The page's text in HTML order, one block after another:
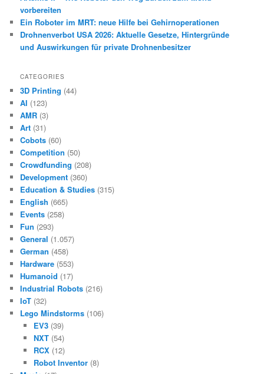
vorbereiten
Ein Roboter im MRT: neue Hilfe bei Gehirnoperationen
Drohnenverbot USA 2026: Aktuelle Gesetze, Hintergründe
und Auswirkungen für private Drohnenbesitzer
CATEGORIES
3D Printing (44)
AI (123)
AMR (3)
Art (31)
Cobots (60)
Competition (50)
Crowdfunding (208)
Development (360)
Education & Studies (315)
English (665)
Events (258)
Fun (293)
General (1.057)
German (458)
Hardware (553)
Humanoid (17)
Industrial Robots (216)
IoT (32)
Lego Mindstorms (106)
EV3(39)
NXT(54)
RCX(12)
Robot Inventor(8)